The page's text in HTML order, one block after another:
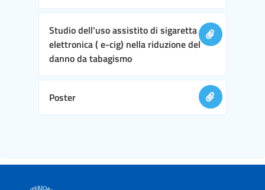
Studio dell'uso assistito di sigaretta
elettronica ( e-cig) nella riduzione del
danno da tabagismo
Poster